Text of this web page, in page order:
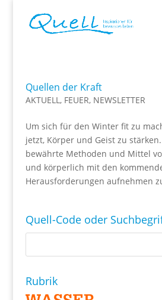
Quellen der Kraft
AKTUELL, FEUER, NEWSLETTER
Um sich für den Winter fit zu
jetzt, Körper und Geist zu
bewährte Methoden und Mittel
und körperlich mit den
Herausforderungen aufnehmen
Quell-Code oder
Rubrik